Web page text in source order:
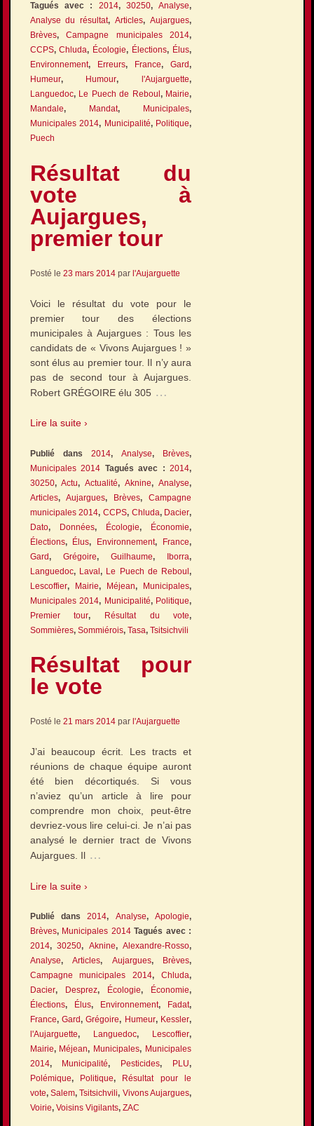
Tagués avec : 2014, 30250,Analyse,
Analyse du résultat,Articles,Aujargues,
Brèves,Campagne municipales 2014,
CCPS,Chluda, Écologie, Élections, Élus,
Environnement, Erreurs, France,Gard,
Humeur, Humour, l'Aujarguette,
Languedoc, Le Puech de Reboul , Mairie,
Mandale, Mandat, Municipales,
Municipales 2014, Municipalité, Politique,
Puech
Résultat du
vote à
Aujargues,
premier tour
Posté le 23 mars 2014par l'Aujarguette
Voici le résultat du vote pour le
premier tour des élections
municipales à Aujargues : Tous les
candidats de « Vivons Aujargues ! »
sont élus au premier tour. Il n’y aura
pas de second tour à Aujargues.
Robert GRÉGOIRE élu 305 …
Lire la suite ›
Publié dans 2014, Analyse, Brèves,
Municipales 2014 Tagués avec :2014,
30250,Actu,Actualité,Aknine,Analyse,
Articles,Aujargues, Brèves,Campagne
municipales 2014, CCPS, Chluda, Dacier,
Dato, Données, Écologie, Économie,
Élections, Élus, Environnement, France,
Gard, Grégoire, Guilhaume, Iborra,
Languedoc, Laval, Le Puech de Reboul,
Lescoffier, Mairie, Méjean, Municipales,
Municipales 2014, Municipalité, Politique,
Premier tour, Résultat du vote,
Sommières, Sommiérois, Tasa, Tsitsichvili
Résultat pour
le vote
Posté le 21 mars 2014par l'Aujarguette
J’ai beaucoup écrit. Les tracts et
réunions de chaque équipe auront
été bien décortiqués. Si vous
n’aviez qu’un article à lire pour
comprendre mon choix, peut-être
devriez-vous lire celui-ci. Je n’ai pas
analysé le dernier tract de Vivons
Aujargues. Il …
Lire la suite ›
Publié dans2014, Analyse,Apologie,
Brèves, Municipales 2014Tagués avec :
2014,30250, Aknine,Alexandre-Rosso,
Analyse,Articles, Aujargues, Brèves,
Campagne municipales 2014,Chluda,
Dacier, Desprez, Écologie, Économie,
Élections, Élus, Environnement, Fadat,
France, Gard,Grégoire, Humeur, Kessler,
l'Aujarguette, Languedoc, Lescoffier,
Mairie, Méjean, Municipales, Municipales
2014, Municipalité, Pesticides, PLU,
Polémique, Politique,
Résultat pour le
vote, Salem,Tsitsichvili, Vivons Aujargues,
Voirie, Voisins Vigilants, ZAC